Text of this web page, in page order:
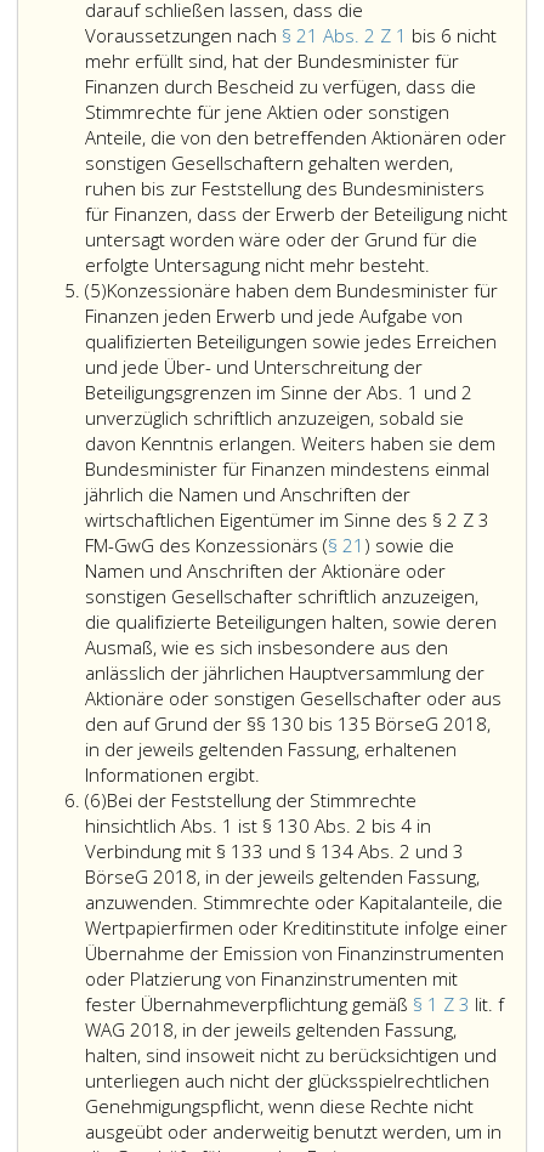
eine
Beteiligung
an
einer
solchen
Gesellschaft
direkt
oder
indirekt
zu
erhöhen
(interessierter
Erwerber),
mit
der
Folge,
dass
sein
Anteil
an
den
Stimmrechten
oder
am
Kapital
die
Grenzen
von
20 vH,
oder
50 vH
erreichen
oder
überschreiten
würde,
oder
der
Konzessionär
sein
würde,
hat
dies
indirekt
gehaltenen
qualifizierten
Beteiligung,
für
die
Unterschreitung
der
in
Absatz
eins,
genannten
Grenzen
für
Beteiligungen
an
einem
Konzessionär
und
für
eine
Änderung
des
wirtschaftlichen
Eigentümers
im
Sinne
Paragraph
2,
3,
FM-
GwG.
beabsichtigten
Erwerb
zu
genehmigen,
wenn
der
Nachweis
erbracht
wird,
dass
auch
nach
dem
Erwerb
der
Anteile
durch
den
interessierten
Erwerber
die
Voraussetzungen
nach
Paragraph
21,
Absatz
2,
Ziffer
eins
bis
weiter
erfüllt
sind;
ist
dies
nicht
der
Fall,
ist
der
Erwerb
zu
untersagen.
Vor
darauf schließen lassen, dass die
Voraussetzungen nach § 21 Abs. 2 Z 1 bis 6 nicht
mehr erfüllt sind, hat der Bundesminister für
Finanzen durch Bescheid zu verfügen, dass die
Stimmrechte für jene Aktien oder sonstigen
Anteile, die von den betreffenden Aktionären oder
sonstigen Gesellschaftern gehalten werden,
ruhen bis zur Feststellung des Bundesministers
für Finanzen, dass der Erwerb der Beteiligung nicht
untersagt worden wäre oder der Grund für die
erfolgte Untersagung nicht mehr besteht.
ein
nach
dieser
Erwerb
ohne
Zustimmung
für
Finanzen
durchgeführt
werden
oder
treten
nach
Genehmigung
des
Finanzen
Umstände
auf,
die
darauf
schließen
lassen,
dass
die
nach
Paragraph
21,
(5)Absatz
5
Konzessionäre haben dem Bundesminister für
Finanzen jeden Erwerb und jede Aufgabe von
qualifizierten Beteiligungen sowie jedes Erreichen
und jede Über- und Unterschreitung der
Beteiligungsgrenzen im Sinne der Abs. 1 und 2
unverzüglich schriftlich anzuzeigen, sobald sie
davon Kenntnis erlangen. Weiters haben sie dem
Bundesminister für Finanzen mindestens einmal
jährlich die Namen und Anschriften der
wirtschaftlichen Eigentümer im Sinne des § 2 Z 3
FM-GwG des Konzessionärs (§ 21 ) sowie die
Namen und Anschriften der Aktionäre oder
sonstigen Gesellschafter schriftlich anzuzeigen,
die qualifizierte Beteiligungen halten, sowie deren
Ausmaß, wie es sich insbesondere aus den
anlässlich der jährlichen Hauptversammlung der
Aktionäre oder sonstigen Gesellschafter oder aus
den auf Grund der §§ 130 bis 135 BörseG 2018,
in der jeweils geltenden Fassung, erhaltenen
Informationen ergibt.
haben
dem
Bundesminister
für
Finanzen
jeden
Erwerb
und
jede
Aufgabe
von
qualifizierten
Beteiligungen
sowie
(6)Absatz
6
Bei der Feststellung der Stimmrechte
hinsichtlich Abs. 1 ist § 130 Abs. 2 bis 4 in
Verbindung mit § 133 und § 134 Abs. 2 und 3
BörseG 2018, in der jeweils geltenden Fassung,
anzuwenden. Stimmrechte oder Kapitalanteile, die
Wertpapierfirmen oder Kreditinstitute infolge einer
Übernahme der Emission von Finanzinstrumenten
oder Platzierung von Finanzinstrumenten mit
fester Übernahmeverpflichtung gemäß § 1 Z 3 lit. f
WAG 2018, in der jeweils geltenden Fassung,
halten, sind insoweit nicht zu berücksichtigen und
unterliegen auch nicht der glücksspielrechtlichen
Genehmigungspflicht, wenn diese Rechte nicht
ausgeübt oder anderweitig benutzt werden, um in